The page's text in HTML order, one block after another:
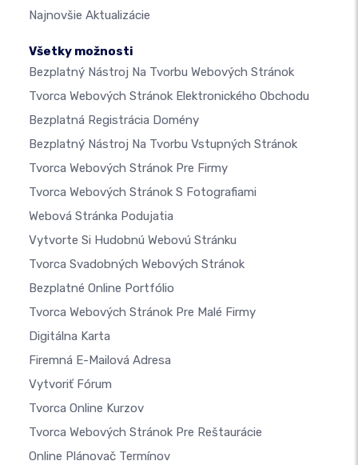
Najnovšie Aktualizácie
Všetky možnosti
Bezplatný Nástroj Na Tvorbu Webových Stránok
Tvorca Webových Stránok Elektronického Obchodu
Bezplatná Registrácia Domény
Bezplatný Nástroj Na Tvorbu Vstupných Stránok
Tvorca Webových Stránok Pre Firmy
Tvorca Webových Stránok S Fotografiami
Webová Stránka Podujatia
Vytvorte Si Hudobnú Webovú Stránku
Tvorca Svadobných Webových Stránok
Bezplatné Online Portfólio
Tvorca Webových Stránok Pre Malé Firmy
Digitálna Karta
Firemná E-Mailová Adresa
Vytvoriť Fórum
Tvorca Online Kurzov
Tvorca Webových Stránok Pre Reštaurácie
Online Plánovač Termínov